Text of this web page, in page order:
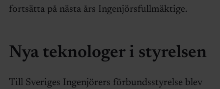
fortsätta på nästa års Ingenjörsfullmäktige.
Nya teknologer i styrelsen
Till Sveriges Ingenjörers förbundsstyrelse blev